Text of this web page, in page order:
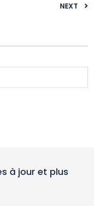
NEXT
à jour et plus